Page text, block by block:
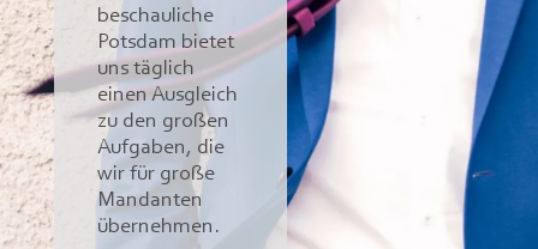
beschauliche
Potsdam bietet
uns täglich
einen Ausgleich
zu den großen
Aufgaben, die
wir für große
Mandanten
übernehmen.